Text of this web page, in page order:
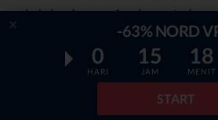
adalah alasan Anda untuk
mempelajari cara terhubung
lakukanpenelitian
yang Anda pilih untuk dibeli
-63% NORD
0
HARI
15
JAM
18
MENIT
START